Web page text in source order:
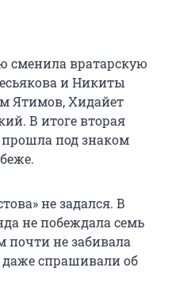
сменила вратарскую
и Никиты
Ятимов, Хидайет
В итоге вторая
прошла под знаком
не задался. В
не побеждала семь
почти не забивала
спрашивали об